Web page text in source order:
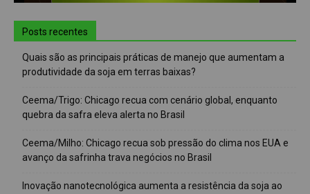
Posts recentes
Quais são as principais práticas de manejo que aumentam a
produtividade da soja em terras baixas?
Ceema/Trigo: Chicago recua com cenário global, enquanto
quebra da safra eleva alerta no Brasil
Ceema/Milho: Chicago recua sob pressão do clima nos EUA e
avanço da safrinha trava negócios no Brasil
Inovação nanotecnológica aumenta a resistência da soja ao